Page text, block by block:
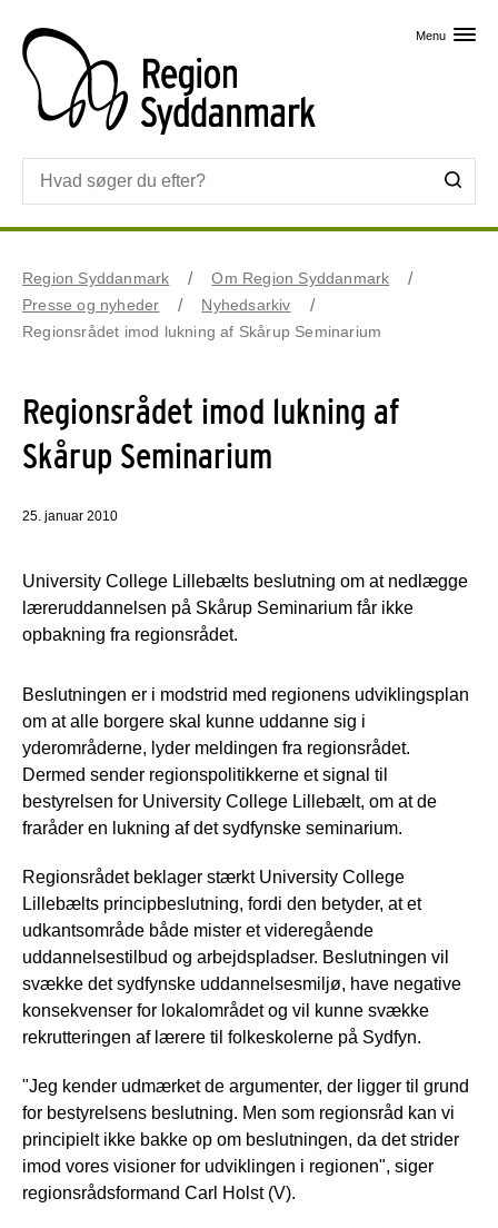
Menu
Region Syddanmark
Om Region Syddanmark
Presse og nyheder
Nyhedsarkiv
Regionsrådet imod lukning af Skårup Seminarium
Regionsrådet imod lukning af
Skårup Seminarium
25. januar 2010
University College Lillebælts beslutning om at nedlægge
læreruddannelsen på Skårup Seminarium får ikke
opbakning fra regionsrådet.
Beslutningen er i modstrid med regionens udviklingsplan
om at alle borgere skal kunne uddanne sig i
yderområderne, lyder meldingen fra regionsrådet.
Dermed sender regionspolitikkerne et signal til
bestyrelsen for University College Lillebælt, om at de
fraråder en lukning af det sydfynske seminarium.
Regionsrådet beklager stærkt University College
Lillebælts principbeslutning, fordi den betyder, at et
udkantsområde både mister et videregående
uddannelsestilbud og arbejdspladser. Beslutningen vil
svække det sydfynske uddannelsesmiljø, have negative
konsekvenser for lokalområdet og vil kunne svække
rekrutteringen af lærere til folkeskolerne på Sydfyn.
"Jeg kender udmærket de argumenter, der ligger til grund
for bestyrelsens beslutning. Men som regionsråd kan vi
principielt ikke bakke op om beslutningen, da det strider
imod vores visioner for udviklingen i regionen", siger
regionsrådsformand Carl Holst (V).